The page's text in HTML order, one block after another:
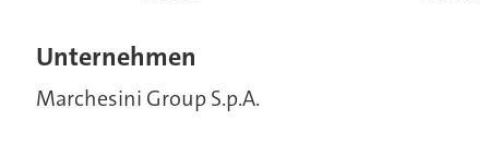
Unternehmen
Marchesini Group S.p.A.